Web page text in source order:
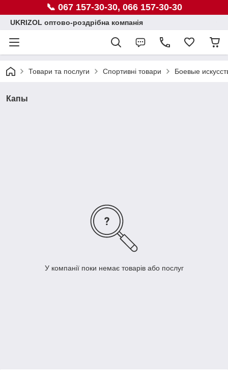
📞 067 157-30-30, 066 157-30-30
UKRIZOL оптово-роздрібна компанія
Товари та послуги Спортивні товари Боевые
Капы
У компанії поки немає товарів або послуг